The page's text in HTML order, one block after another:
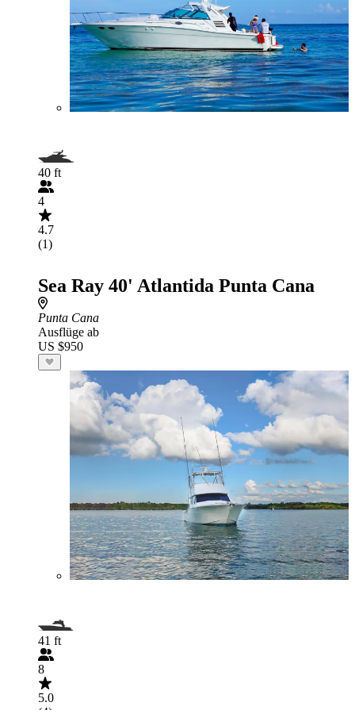
40 ft
4
4.7
(1)
Sea Ray 40' Atlantida Punta Cana
Punta Cana
Ausflüge ab
US $950
41 ft
8
5.0